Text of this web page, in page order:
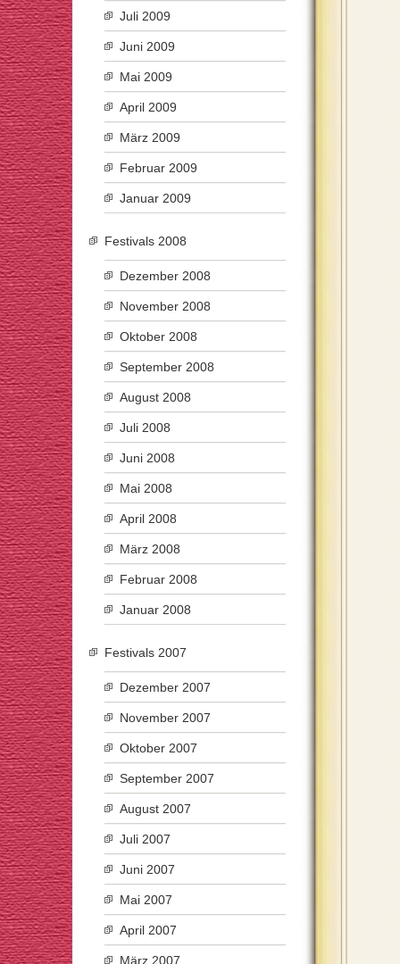
Juli 2009
Juni 2009
Mai 2009
April 2009
März 2009
Februar 2009
Januar 2009
Festivals 2008
Dezember 2008
November 2008
Oktober 2008
September 2008
August 2008
Juli 2008
Juni 2008
Mai 2008
April 2008
März 2008
Februar 2008
Januar 2008
Festivals 2007
Dezember 2007
November 2007
Oktober 2007
September 2007
August 2007
Juli 2007
Juni 2007
Mai 2007
April 2007
März 2007